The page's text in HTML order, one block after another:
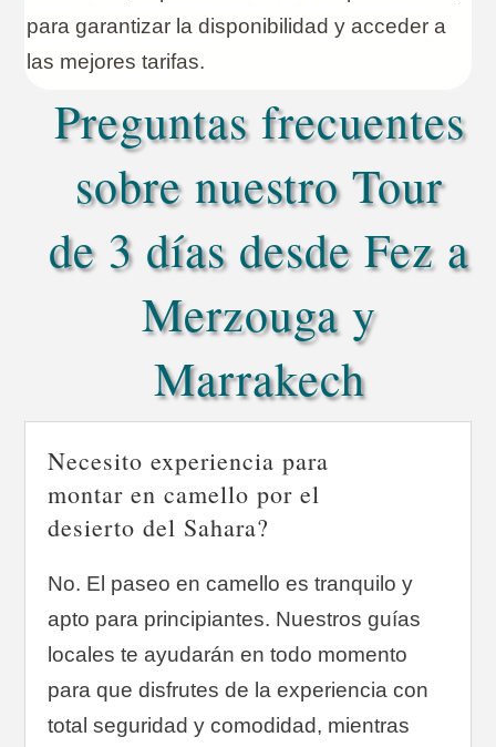
para garantizar la disponibilidad y acceder a
las mejores tarifas.
Preguntas frecuentes
sobre nuestro Tour
de 3 días desde Fez a
Merzouga y
Marrakech
Necesito experiencia para
montar en camello por el
desierto del Sahara?
No. El paseo en camello es tranquilo y
apto para principiantes. Nuestros guías
locales te ayudarán en todo momento
para que disfrutes de la experiencia con
total seguridad y comodidad, mientras